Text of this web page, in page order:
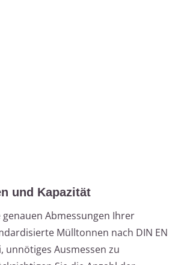
und Kapazität
Abmessungen Ihrer
Mülltonnen nach DIN EN
unnötiges Ausmessen zu